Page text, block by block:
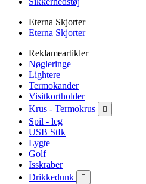
Eterna Skjorter
Eterna Skjorter
Reklameartikler
Nøgleringe
Lightere
Termokander
Visitkortholder
Krus - Termokrus

Spil - leg
USB StIk
Lygte
Golf
Isskraber
Drikkedunk
